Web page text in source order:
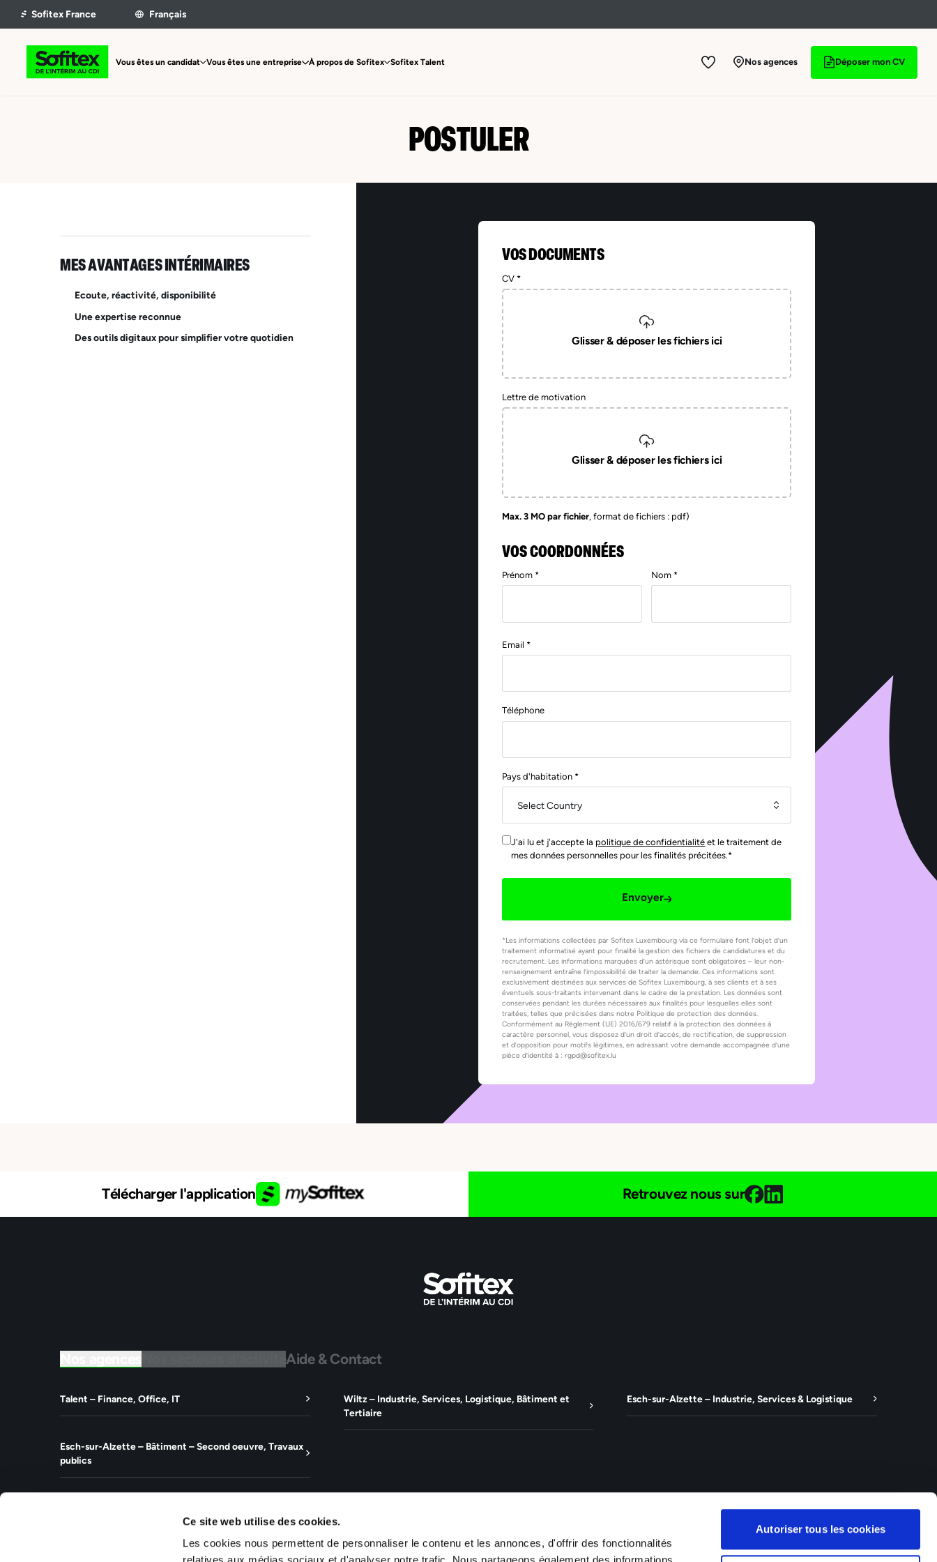
Ce site web utilise des cookies.
Les cookies nous permettent de personnaliser le contenu et les annonces, d'offrir des fonctionnalités
Autoriser tous les cookies
Vous êtes un candidat Vous êtes une entreprise À propos de Sofitex Sofitex Talent Nos agences Déposer mon CV
POSTULER
MES AVANTAGES INTÉRIMAIRES
Ecoute, réactivité, disponibilité
Une expertise reconnue
Des outils digitaux pour simplifier votre quotidien
VOS DOCUMENTS
CV *
Glisser & déposer les fichiers ici
Lettre de motivation
Glisser & déposer les fichiers ici
Max. 3 MO par fichier, format de fichiers : pdf)
VOS COORDONNÉES
Prénom * Nom *
Email *
Téléphone
Pays d'habitation *
J'ai lu et j'accepte la politique de confidentialité et le traitement de
mes données personnelles pour les finalités précitées.*
Envoyer
*Les informations collectées par Sofitex Luxembourg via ce formulaire font l’objet d’un
traitement informatisé ayant pour finalité la gestion des fichiers de candidatures et du
recrutement. Les informations marquées d’un astérisque sont obligatoires – leur non-
renseignement entraîne l’impossibilité de traiter la demande. Ces informations sont
exclusivement destinées aux services de Sofitex Luxembourg, à ses clients et à ses
éventuels sous-traitants intervenant dans le cadre de la prestation. Les données sont
conservées pendant les durées nécessaires aux finalités pour lesquelles elles sont
traitées, telles que précisées dans notre Politique de protection des données.
Conformément au Règlement (UE) 2016/679 relatif à la protection des données à
caractère personnel, vous disposez d’un droit d’accès, de rectification, de suppression
et d’opposition pour motifs légitimes, en adressant votre demande accompagnée d’une
pièce d’identité à : rgpd@sofitex.lu
Télécharger l'application Retrouvez nous sur
Nos secteurs d'activitéAide & Contact
Talent – Finance, Office, IT
Wiltz – Industrie, Services, Logistique, Bâtiment et
Tertiaire
Esch-sur-Alzette – Industrie, Services & Logistique
Esch-sur-Alzette – Bâtiment – Second oeuvre, Travaux
publics
Nos agences métiers